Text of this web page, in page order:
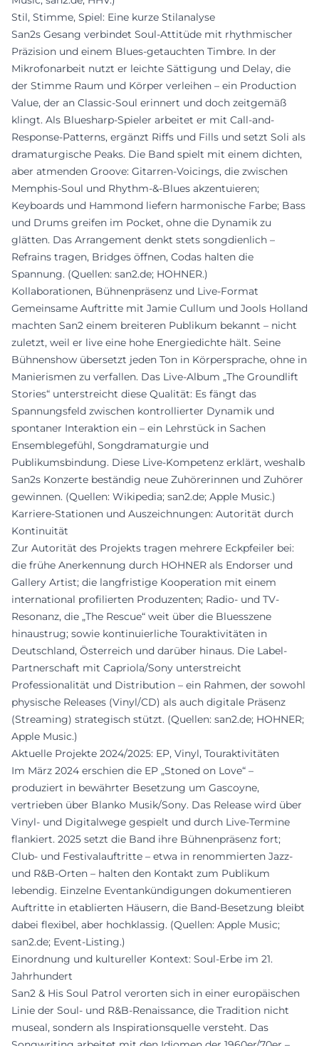
Stil, Stimme, Spiel: Eine kurze Stilanalyse
San2s Gesang verbindet Soul-Attitüde mit rhythmischer
Präzision und einem Blues-getauchten Timbre. In der
Mikrofonarbeit nutzt er leichte Sättigung und Delay, die
der Stimme Raum und Körper verleihen – ein Production
Value, der an Classic-Soul erinnert und doch zeitgemäß
klingt. Als Bluesharp-Spieler arbeitet er mit Call-and-
Response-Patterns, ergänzt Riffs und Fills und setzt Soli als
dramaturgische Peaks. Die Band spielt mit einem dichten,
aber atmenden Groove: Gitarren-Voicings, die zwischen
Memphis-Soul und Rhythm-&-Blues akzentuieren;
Keyboards und Hammond liefern harmonische Farbe; Bass
und Drums greifen im Pocket, ohne die Dynamik zu
glätten. Das Arrangement denkt stets songdienlich –
Refrains tragen, Bridges öffnen, Codas halten die
Spannung. (Quellen: san2.de; HOHNER.)
Kollaborationen, Bühnenpräsenz und Live-Format
Gemeinsame Auftritte mit Jamie Cullum und Jools Holland
machten San2 einem breiteren Publikum bekannt – nicht
zuletzt, weil er live eine hohe Energiedichte hält. Seine
Bühnenshow übersetzt jeden Ton in Körpersprache, ohne in
Manierismen zu verfallen. Das Live-Album „The Groundlift
Stories“ unterstreicht diese Qualität: Es fängt das
Spannungsfeld zwischen kontrollierter Dynamik und
spontaner Interaktion ein – ein Lehrstück in Sachen
Ensemblegefühl, Songdramaturgie und
Publikumsbindung. Diese Live-Kompetenz erklärt, weshalb
San2s Konzerte beständig neue Zuhörerinnen und Zuhörer
gewinnen. (Quellen: Wikipedia; san2.de; Apple Music.)
Karriere-Stationen und Auszeichnungen: Autorität durch
Kontinuität
Zur Autorität des Projekts tragen mehrere Eckpfeiler bei:
die frühe Anerkennung durch HOHNER als Endorser und
Gallery Artist; die langfristige Kooperation mit einem
international profilierten Produzenten; Radio- und TV-
Resonanz, die „The Rescue“ weit über die Bluesszene
hinaustrug; sowie kontinuierliche Touraktivitäten in
Deutschland, Österreich und darüber hinaus. Die Label-
Partnerschaft mit Capriola/Sony unterstreicht
Professionalität und Distribution – ein Rahmen, der sowohl
physische Releases (Vinyl/CD) als auch digitale Präsenz
(Streaming) strategisch stützt. (Quellen: san2.de; HOHNER;
Apple Music.)
Aktuelle Projekte 2024/2025: EP, Vinyl, Touraktivitäten
Im März 2024 erschien die EP „Stoned on Love“ –
produziert in bewährter Besetzung um Gascoyne,
vertrieben über Blanko Musik/Sony. Das Release wird über
Vinyl- und Digitalwege gespielt und durch Live-Termine
flankiert. 2025 setzt die Band ihre Bühnenpräsenz fort;
Club- und Festivalauftritte – etwa in renommierten Jazz-
und R&B-Orten – halten den Kontakt zum Publikum
lebendig. Einzelne Eventankündigungen dokumentieren
Auftritte in etablierten Häusern, die Band-Besetzung bleibt
dabei flexibel, aber hochklassig. (Quellen: Apple Music;
san2.de; Event-Listing.)
Einordnung und kultureller Kontext: Soul-Erbe im 21.
Jahrhundert
San2 & His Soul Patrol verorten sich in einer europäischen
Linie der Soul- und R&B-Renaissance, die Tradition nicht
museal, sondern als Inspirationsquelle versteht. Das